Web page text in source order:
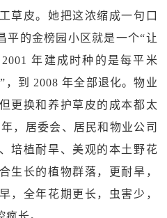
草皮。她把这浓缩成一句口
的金榜园小区就是一个“让
年建成时种的是每平米
，到 2008 年全部退化。物业
更换和养护草皮的成本都太
，居委会、居民和物业公司
培植耐旱、美观的本土野花
生长的植物群落，更耐旱，
，全年花期更长，虫害少，